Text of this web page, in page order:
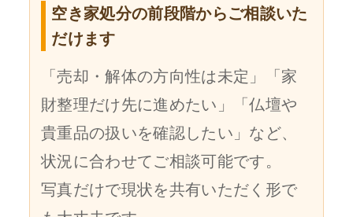
空き家処分の前段階からご相談いた
だけます
「売却・解体の方向性は未定」「家
財整理だけ先に進めたい」「仏壇や
貴重品の扱いを確認したい」など、
状況に合わせてご相談可能です。
写真だけで現状を共有いただく形で